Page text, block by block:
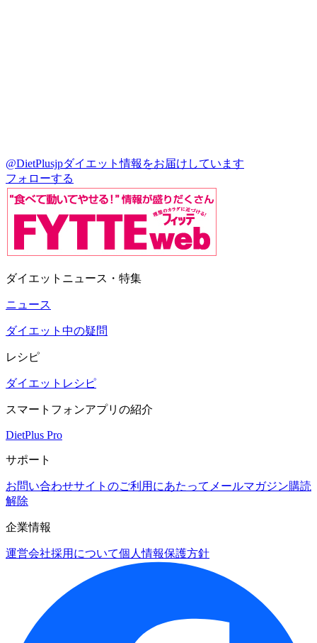
@DietPlusjpダイエット情報をお届けしています
フォローする
ダイエットニュース・特集
ニュース
ダイエット中の疑問
レシピ
ダイエットレシピ
スマートフォンアプリの紹介
DietPlus Pro
サポート
お問い合わせサイトのご利用にあたって メールマガジン購読
解除
企業情報
運営会社採用について個人情報保護方針